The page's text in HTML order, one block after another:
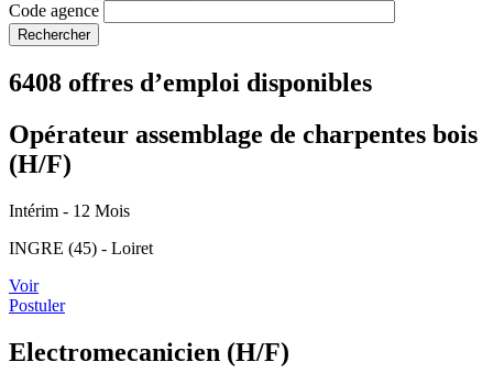
Code agence
6408 offres d’emploi disponibles
Opérateur assemblage de charpentes bois
(H/F)
Intérim - 12 Mois
INGRE (45) - Loiret
Voir
Postuler
Electromecanicien (H/F)